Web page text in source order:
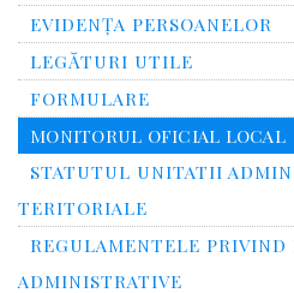
EVIDENȚA PERSOANELOR
LEGĂTURI UTILE
FORMULARE
MONITORUL OFICIAL LOCAL
STATUTUL UNITATII
TERITORIALE
REGULAMENTELE PRIVIND
ADMINISTRATIVE